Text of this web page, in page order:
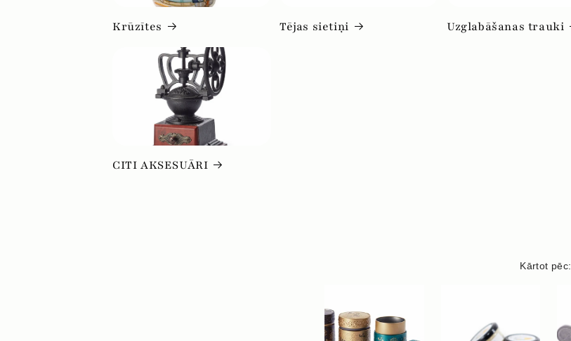
Krūzītes Tējas sietiņi Uzglabāšanas trauki
CITI AKSESUĀRI
Kārtot pēc: